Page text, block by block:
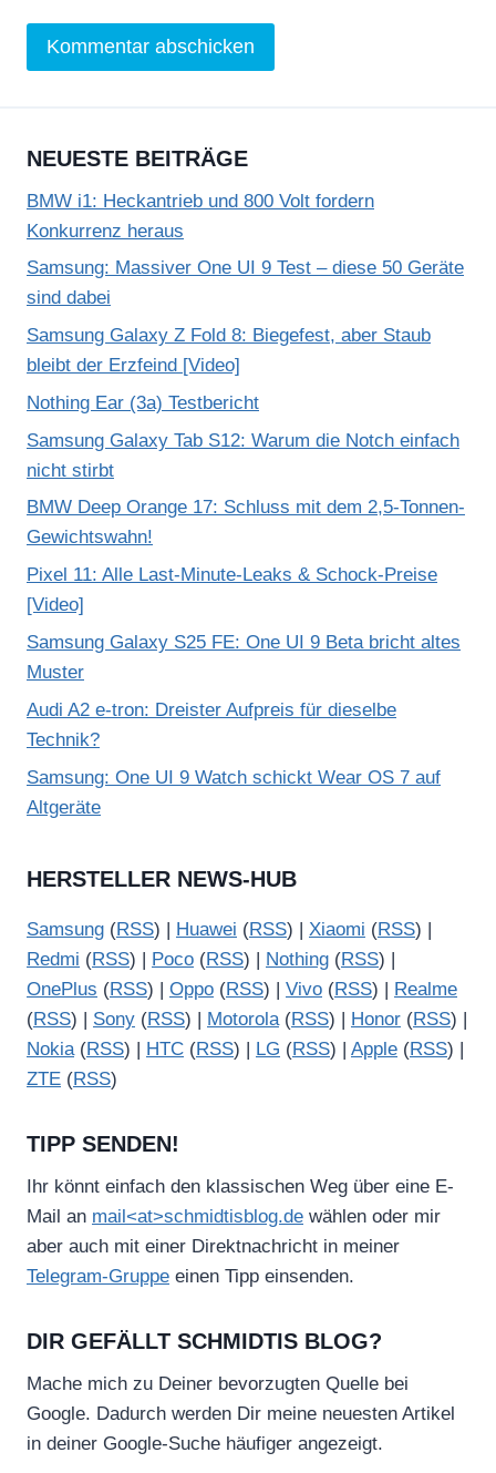
NEUESTE BEITRÄGE
BMW i1: Heckantrieb und 800 Volt fordern
Konkurrenz heraus
Samsung: Massiver One UI 9 Test – diese 50 Geräte
sind dabei
Samsung Galaxy Z Fold 8: Biegefest, aber Staub
bleibt der Erzfeind [Video]
Nothing Ear (3a) Testbericht
Samsung Galaxy Tab S12: Warum die Notch einfach
nicht stirbt
BMW Deep Orange 17: Schluss mit dem 2,5-Tonnen-
Gewichtswahn!
Pixel 11: Alle Last-Minute-Leaks & Schock-Preise
[Video]
Samsung Galaxy S25 FE: One UI 9 Beta bricht altes
Muster
Audi A2 e-tron: Dreister Aufpreis für dieselbe
Technik?
Samsung: One UI 9 Watch schickt Wear OS 7 auf
Altgeräte
HERSTELLER NEWS-HUB
Samsung (RSS) | Huawei (RSS) | Xiaomi (RSS) |
Redmi (RSS) | Poco (RSS) | Nothing (RSS) |
OnePlus (RSS) | Oppo (RSS) | Vivo (RSS) |
Realme
(RSS) | Sony (RSS) | Motorola(RSS) | Honor (RSS) |
Nokia(RSS) | HTC (RSS) | LG (RSS) | Apple (RSS) |
ZTE (RSS)
TIPP SENDEN!
Ihr könnt einfach den klassischen Weg über eine E-
Mail an mail<at>schmidtisblog.de wählen oder mir
aber auch mit einer Direktnachricht in meiner
Telegram-Gruppe einen Tipp einsenden.
DIR GEFÄLLT SCHMIDTIS BLOG?
Mache mich zu Deiner bevorzugten Quelle bei
Google. Dadurch werden Dir meine neuesten Artikel
in deiner Google-Suche häufiger angezeigt.